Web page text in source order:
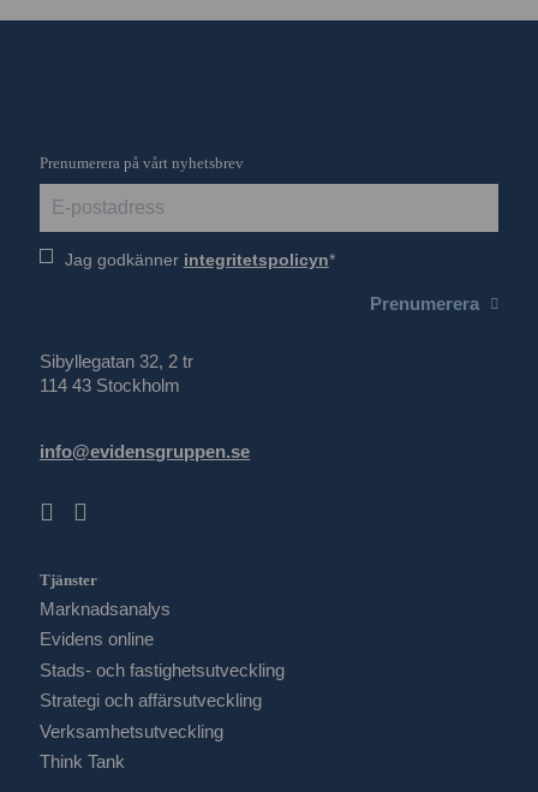
Sibyllegatan 32, 2 tr
114 43 Stockholm
info@evidensgruppen.se
Tjänster
Marknadsanalys
Evidens online
Stads- och fastighetsutveckling
Strategi och affärsutveckling
Verksamhetsutveckling
Think Tank
Prenumerera på vårt nyhetsbrev
Jag godkänner integritetspolicyn
Prenumerera